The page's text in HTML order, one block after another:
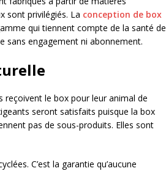
sont privilégiés. La conception de box
qui tiennent compte de la santé de
sans engagement ni abonnement.
reçoivent le box pour leur animal de
seront satisfaits puisque la box
pas de sous-produits. Elles sont
C’est la garantie qu’aucune